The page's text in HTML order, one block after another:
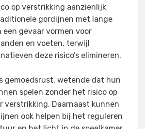
op verstrikking aanzienlijk
gordijnen met lange
een gevaar vormen voor
en voeten, terwijl
deze risico’s elimineren.
gemoedsrust, wetende dat hun
spelen zonder het risico op
verstrikking. Daarnaast kunnen
ook helpen bij het reguleren